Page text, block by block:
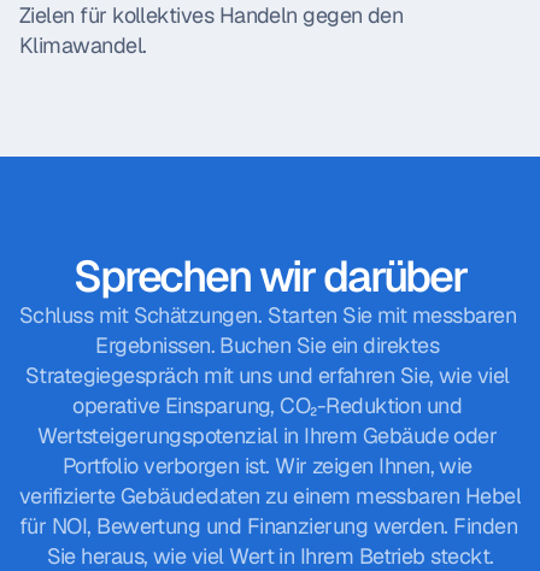
Zielen für kollektives Handeln gegen den
Klimawandel.
Sprechen wir darüber
Schluss mit Schätzungen. Starten Sie mit messbaren
Ergebnissen. Buchen Sie ein direktes
Strategiegespräch mit uns und erfahren Sie, wie viel
operative Einsparung, CO₂-Reduktion und
Wertsteigerungspotenzial in Ihrem Gebäude oder
Portfolio verborgen ist. Wir zeigen Ihnen, wie
verifizierte Gebäudedaten zu einem messbaren Hebel
für NOI, Bewertung und Finanzierung werden. Finden
Sie heraus, wie viel Wert in Ihrem Betrieb steckt.